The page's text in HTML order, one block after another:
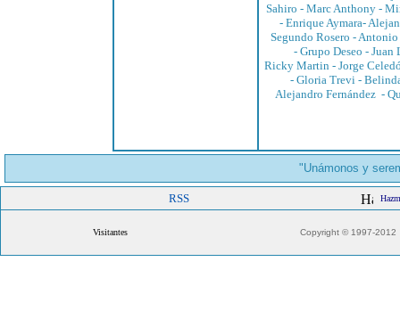
Sahiro - Marc Anthony -
- Enrique Aymara-
Segundo Rosero -Antonio
- Grupo Deseo - Juan
Ricky Martin - Jorge
- Gloria Trevi-
Alejandro Fernández -
"Unámonos y
RSS
Visitantes Copyright © 1997-2012